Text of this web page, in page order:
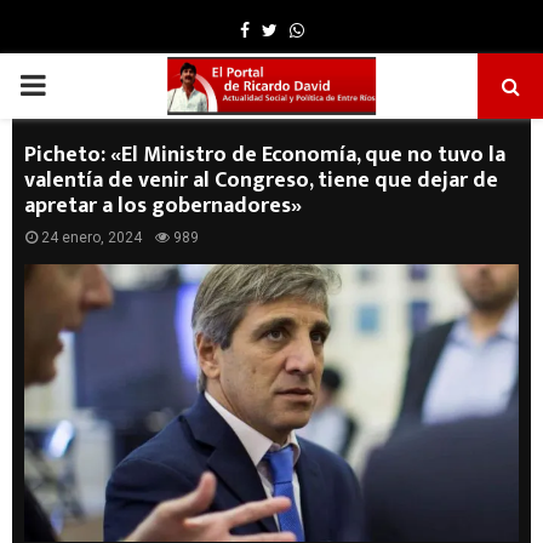
Facebook
TwitterWhatsapp
PRIMARY
MENU
Picheto: «El Ministro de Economía, que no tuvo la
valentía de venir al Congreso, tiene que dejar de
apretar a los gobernadores»
24 enero, 2024 989